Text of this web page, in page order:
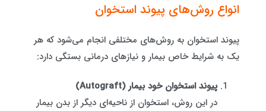
انواع روش‌های پیوند استخوان
پیوند استخوان به روش‌های مختلفی انجام می‌شود که هر
یک به شرایط خاص بیمار و نیازهای درمانی بستگی دارد:
پیوند استخوان خود بیمار (Autograft)
در این روش، استخوان از ناحیه‌ای دیگر از بدن بیمار